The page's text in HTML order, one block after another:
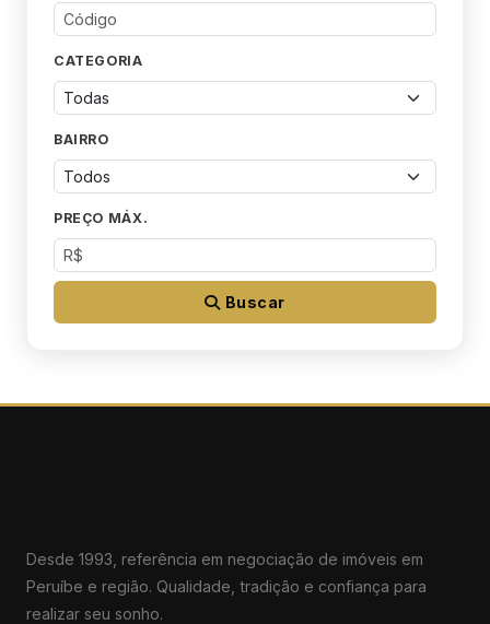
CATEGORIA
BAIRRO
PREÇO MÁX.
Buscar
Desde 1993, referência em negociação de imóveis em
Peruíbe e região. Qualidade, tradição e confiança para
realizar seu sonho.